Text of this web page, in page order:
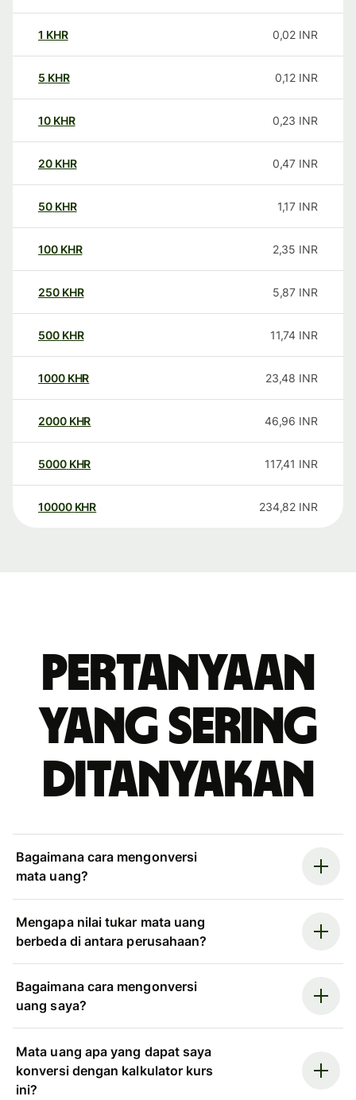
1 KHR 0,02 INR
5 KHR 0,12 INR
10 KHR 0,23 INR
20 KHR 0,47 INR
50 KHR 1,17 INR
100 KHR 2,35 INR
250 KHR 5,87 INR
500 KHR 11,74 INR
1000 KHR 23,48 INR
2000 KHR 46,96 INR
5000 KHR 117,41 INR
10000 KHR 234,82 INR
Pertanyaan
yang sering
ditanyakan
Bagaimana cara mengonversi
mata uang?
Mengapa nilai tukar mata uang
berbeda di antara perusahaan?
Bagaimana cara mengonversi
uang saya?
Mata uang apa yang dapat saya
konversi dengan kalkulator kurs
ini?